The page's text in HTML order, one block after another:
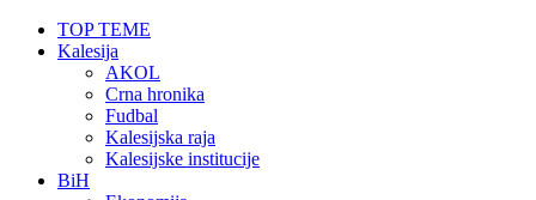
TOP TEME
Kalesija
AKOL
Crna hronika
Fudbal
Kalesijska raja
Kalesijske institucije
BiH